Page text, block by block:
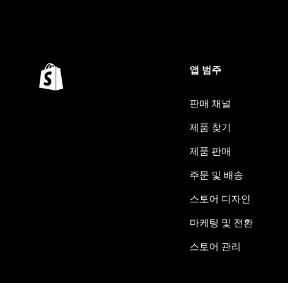
앱 범주
판매 채널
제품 찾기
제품 판매
주문 및 배송
스토어 디자인
마케팅 및 전환
스토어 관리